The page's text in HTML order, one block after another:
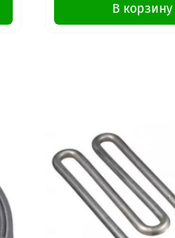
В корзину